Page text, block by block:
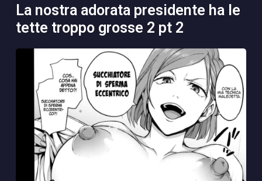
la nostra adorata presidente ha le
tette troppo grosse 2 pt 2